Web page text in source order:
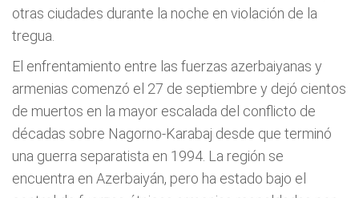
otras ciudades durante la noche en violación de la
tregua.
El enfrentamiento entre las fuerzas azerbaiyanas y
armenias comenzó el 27 de septiembre y dejó cientos
de muertos en la mayor escalada del conflicto de
décadas sobre Nagorno-Karabaj desde que terminó
una guerra separatista en 1994. La región se
encuentra en Azerbaiyán, pero ha estado bajo el